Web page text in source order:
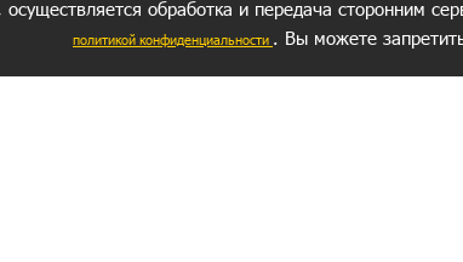
обработка и передача сторонним
политикой конфиденциальности . Вы можете